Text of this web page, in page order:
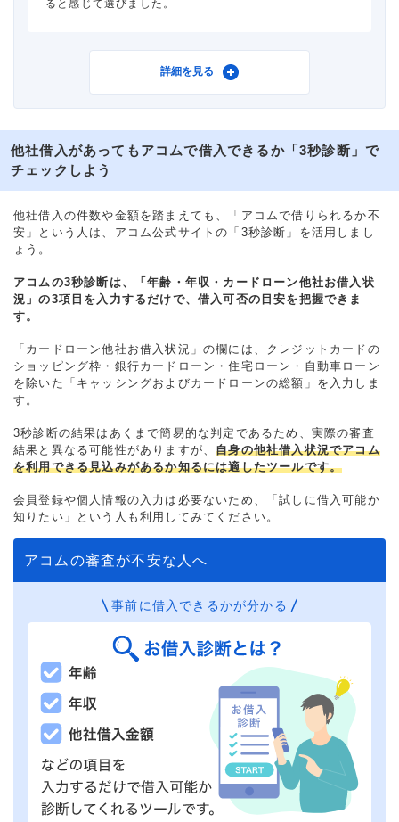
ると感じて選びました。
アコム
借入金額 40万円
審査時間
借入事実の把握 誰も知らない
詳細を見る
他社借入があってもアコムで借入できるか「3秒診断」で
チェックしよう
他社借入の件数や金額を踏まえても、「アコムで借りられるか不
安」という人は、アコム公式サイトの「3秒診断」を活用しまし
ょう。
アコムの3秒診断は、「年齢・年収・カードローン他社お借入状
況」の3項目を入力するだけで、借入可否の目安を把握できま
す。
「カードローン他社お借入状況」の欄には、クレジットカードの
ショッピング枠・銀行カードローン・住宅ローン・自動車ローン
を除いた「キャッシングおよびカードローンの総額」を入力しま
す。
3秒診断の結果はあくまで簡易的な判定であるため、実際の審査
結果と異なる可能性がありますが、自身の他社借入状況でアコム
を利用できる見込みがあるか知るには適したツールです。
会員登録や個人情報の入力は必要ないため、「試しに借入可能か
知りたい」という人も利用してみてください。
アコムの審査が不安な人へ
事前に借入できるかが分かる